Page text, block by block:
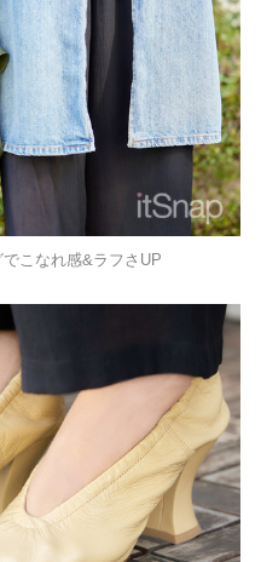
こなれ感&ラフさUP